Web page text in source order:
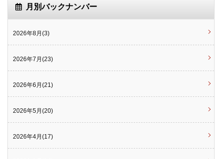
月別バックナンバー
2026年8月(3)
2026年7月(23)
2026年6月(21)
2026年5月(20)
2026年4月(17)